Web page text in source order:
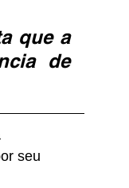
que a
de
seu